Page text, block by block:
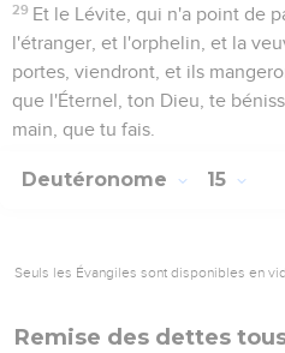
29 Et le Lévite, qui n'a point de
l'étranger, et l'orphelin, et la
portes, viendront, et ils
que l'Éternel, ton Dieu, te
main, que tu fais.
Deutéronome 15
Seuls les Évangiles sont disponibles en
Remise des dettes